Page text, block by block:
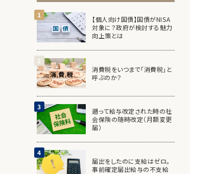
【個人向け国債】国債がNISA
対象に？政府が検討する魅力
向上策とは
消費税をいつまで「消費税」と
呼ぶのか？
遡って給与改定された時の社
会保険の随時改定（月額変更
届）
届出をしたのに支給はゼロ。
事前確定届出給与の不支給